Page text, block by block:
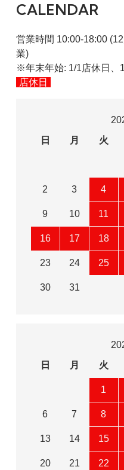
CALENDAR
営業時間 10:00-18:00
業)
※年末年始: 1/1店休日、
店休日
日
月 火
2 3 4
9 10 11
16 17 18
23 24 25
30 31
日
月 火
1
6 7 8
13 14 15
20 21 22